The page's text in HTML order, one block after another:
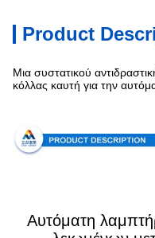
Product
Μια συστατικού
κόλλας καυτή για την
Αυτόματη